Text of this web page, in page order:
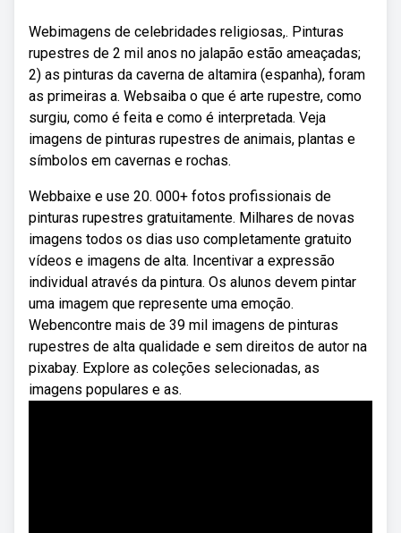
Webimagens de celebridades religiosas,. Pinturas
rupestres de 2 mil anos no jalapão estão ameaçadas;
2) as pinturas da caverna de altamira (espanha), foram
as primeiras a. Websaiba o que é arte rupestre, como
surgiu, como é feita e como é interpretada. Veja
imagens de pinturas rupestres de animais, plantas e
símbolos em cavernas e rochas.
Webbaixe e use 20. 000+ fotos profissionais de
pinturas rupestres gratuitamente. Milhares de novas
imagens todos os dias uso completamente gratuito
vídeos e imagens de alta. Incentivar a expressão
individual através da pintura. Os alunos devem pintar
uma imagem que represente uma emoção.
Webencontre mais de 39 mil imagens de pinturas
rupestres de alta qualidade e sem direitos de autor na
pixabay. Explore as coleções selecionadas, as
imagens populares e as.